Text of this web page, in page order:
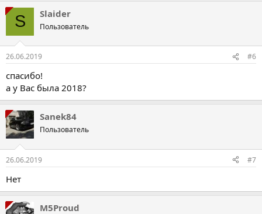
S Slaider
Пользователь
26.06.2019 #6
спасибо!
а у Вас была 2018?
Sanek84
Пользователь
26.06.2019 #7
Нет
M5Proud